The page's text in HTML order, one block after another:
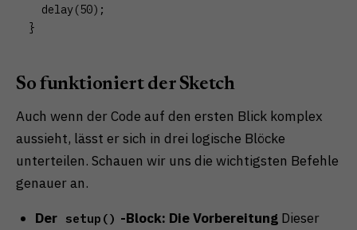
  delay(50);
So funktioniert der Sketch
Auch wenn der Code auf den ersten Blick komplex
aussieht, lässt er sich in drei logische Blöcke
unterteilen. Schauen wir uns die wichtigsten Befehle
genauer an.
Der setup() -Block: Die VorbereitungDieser